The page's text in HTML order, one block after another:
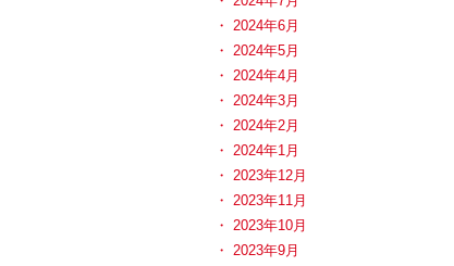
2024年6月
2024年5月
2024年4月
2024年3月
2024年2月
2024年1月
2023年12月
2023年11月
2023年10月
2023年9月